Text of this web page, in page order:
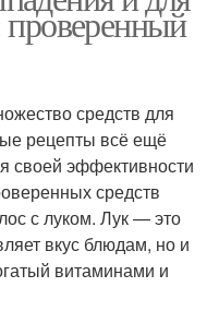
проверенный
средств для
рецепты всё ещё
своей эффективности
средств
с луком. Лук — это
вкус блюдам, но и
витаминами и